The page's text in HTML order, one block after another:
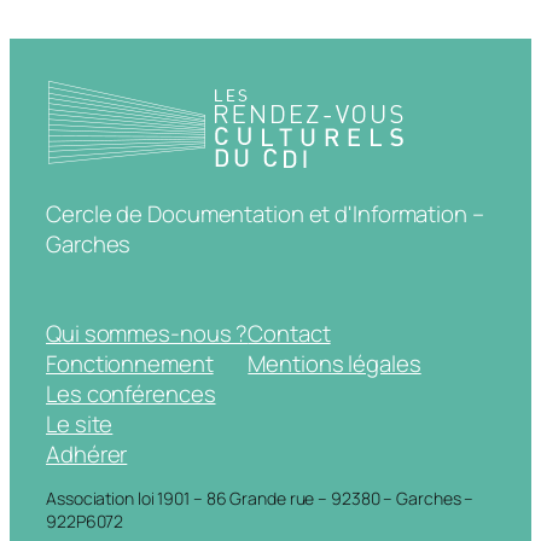
Cercle de Documentation et d'Information –
Garches
Qui sommes-nous ?
Fonctionnement
Les conférences
Le site
Adhérer
Contact
Mentions légales
Association loi 1901 – 86 Grande rue – 92380 – Garches –
922P6072